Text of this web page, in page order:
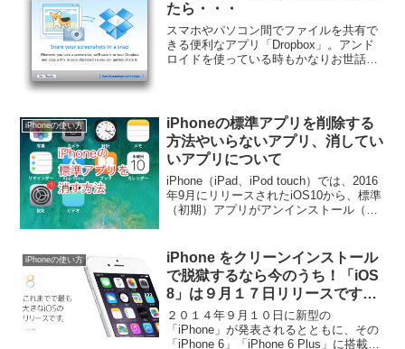
たら・・・
スマホやパソコン間でファイルを共有で
きる便利なアプリ「Dropbox」。アンド
ロイドを使っている時もかなりお世話に
iPhoneの使い方
iPhoneの標準アプリを削除する
方法やいらないアプリ、消してい
いアプリについて
iPhone（iPad、iPod touch）では、2016
年9月にリリースされたiOS10から、標準
（初期）アプリがアンインストール（削
っているアプリについて、いらな...
iPhoneの使い方
iPhone をクリーンインストール
で脱獄するなら今のうち！「iOS
8」は９月１７日リリースです
よ！
２０１４年９月１０日に新型の
「iPhone」が発表されるとともに、その
「iPhone 6」「iPhone 6 Plus」に搭載さ